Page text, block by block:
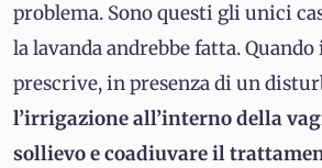
problema. Sono questi gli unici
la lavanda andrebbe fatta.
prescrive, in presenza di un
l’irrigazione all’interno della
sollievo e coadiuvare il